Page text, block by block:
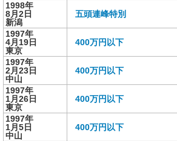
1998年
8月2日
新潟
五頭連峰特別
1997年
4月19日
東京
400万円以下
1997年
2月23日
中山
400万円以下
1997年
1月26日
東京
400万円以下
1997年
1月5日
中山
400万円以下